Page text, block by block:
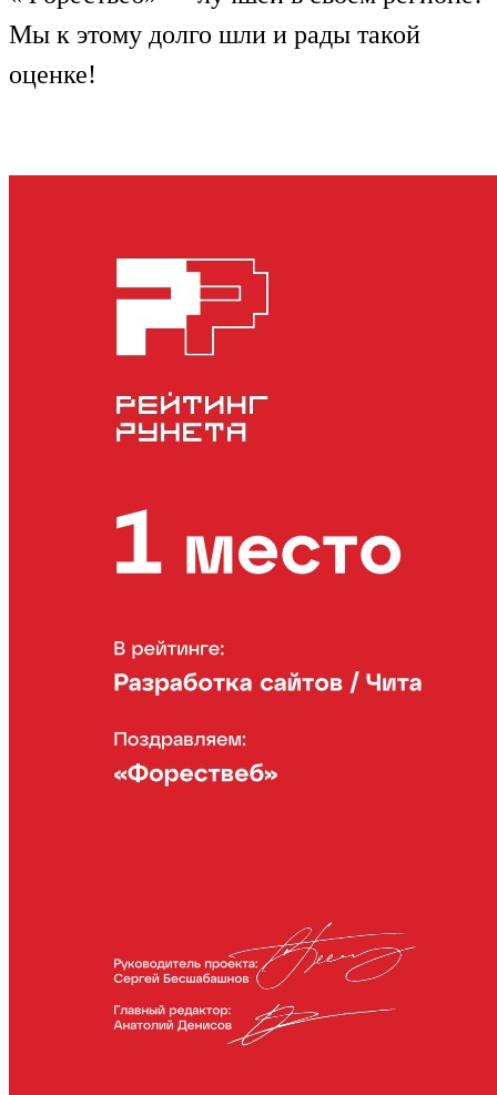
Мы к этому долго шли и рады такой
оценке!